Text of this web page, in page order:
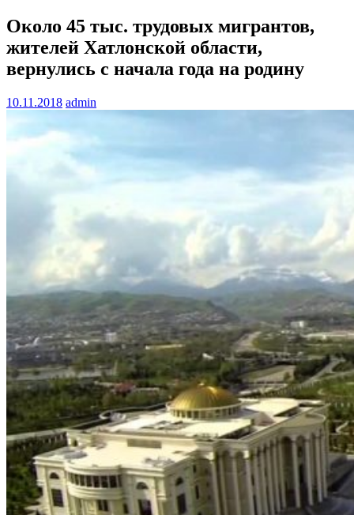
Около 45 тыс. трудовых мигрантов,
жителей Хатлонской области,
вернулись с начала года на родину
10.11.2018 admin